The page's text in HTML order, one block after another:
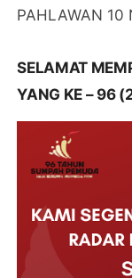
PAHLAWAN 10
SELAMAT
YANG KE – 96